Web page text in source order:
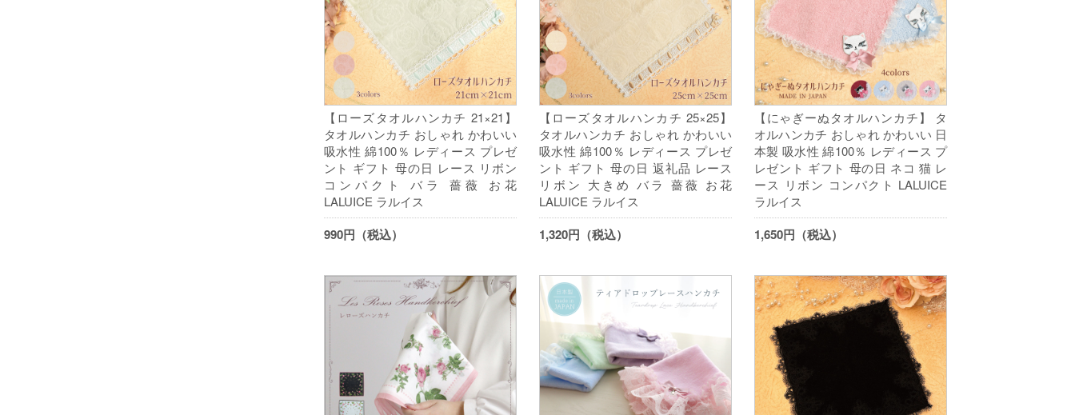
【ローズタオルハンカチ 21×21】
タオルハンカチ おしゃれ かわいい
吸水性 綿100％ レディース プレゼ
ント ギフト 母の日 レース リボン
コンパクト バラ 薔薇 お花
LALUICE ラルイス
990円（税込）
【ローズタオルハンカチ 25×25】
タオルハンカチ おしゃれ かわいい
吸水性 綿100％ レディース プレゼ
ント ギフト 母の日 返礼品 レース
リボン 大きめ バラ 薔薇 お花
LALUICE ラルイス
1,320円（税込）
【にゃぎーぬタオルハンカチ】 タ
オルハンカチ おしゃれ かわいい 日
本製 吸水性 綿100％ レディース プ
レゼント ギフト 母の日 ネコ 猫 レ
ース リボン コンパクト LALUICE
ラルイス
1,650円（税込）